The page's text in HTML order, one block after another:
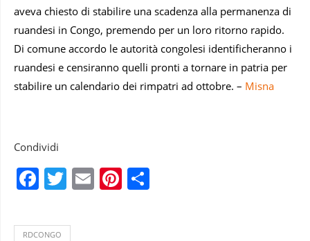
aveva chiesto di stabilire una scadenza alla permanenza di
ruandesi in Congo, premendo per un loro ritorno rapido.
Di comune accordo le autorità congolesi identificheranno i
ruandesi e censiranno quelli pronti a tornare in patria per
stabilire un calendario dei rimpatri ad ottobre. – Misna
Condividi
Facebook
Twitter
EmailPinterest
RDCONGO